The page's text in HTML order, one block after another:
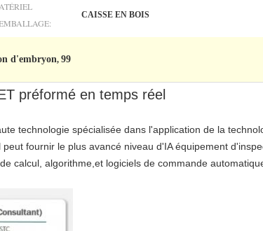
CAISSE EN BOIS
d'embryon, 99
préformé en temps réel
technologie spécialisée dans l'application de la
fournir le plus avancé niveau d'IA équipement
calcul, algorithme,et logiciels de commande